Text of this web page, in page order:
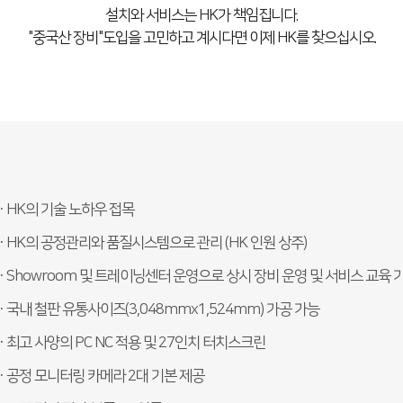
설치와 서비스는 HK가 책임집니다.
"중국산 장비"도입을 고민하고 계시다면 이제 HK를 찾으십시오.
· HK의 기술 노하우 접목
· HK의 공정관리와 품질시스템으로 관리 (HK 인원 상주)
· Showroom 및 트레이닝센터 운영으로 상시 장비 운영 및 서비스 교육
· 국내 철판 유통사이즈(3,048mmx1,524mm) 가공 가능
· 최고 사양의 PC NC 적용 및 27인치 터치스크린
· 공정 모니터링 카메라 2대 기본 제공